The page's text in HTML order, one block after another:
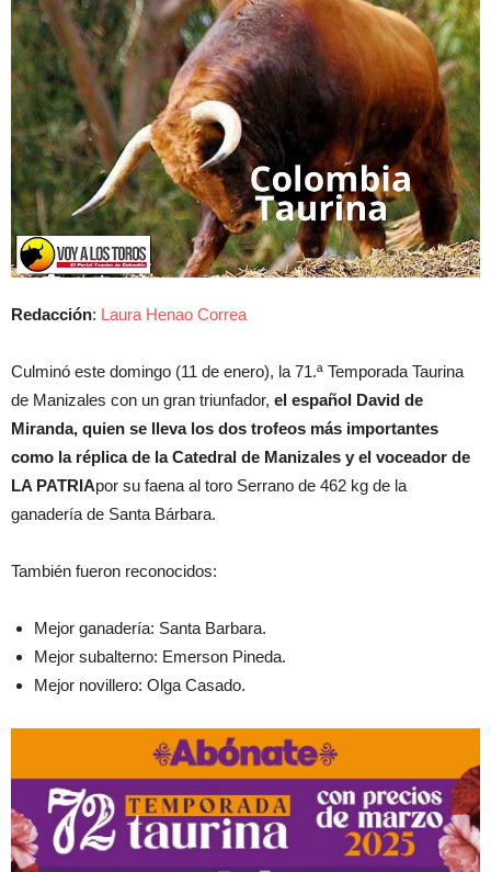
Redacción: Laura Henao Correa
Culminó este domingo (11 de enero), la 71.ª Temporada Taurina
de Manizales con un gran triunfador, el español David de
Miranda, quien se lleva los dos trofeos más importantes
como la réplica de la Catedral de Manizales y el voceador de
LA PATRIApor su faena al toro Serrano de 462 kg de la
ganadería de Santa Bárbara.
También fueron reconocidos:
Mejor ganadería: Santa Barbara.
Mejor subalterno: Emerson Pineda.
Mejor novillero: Olga Casado.